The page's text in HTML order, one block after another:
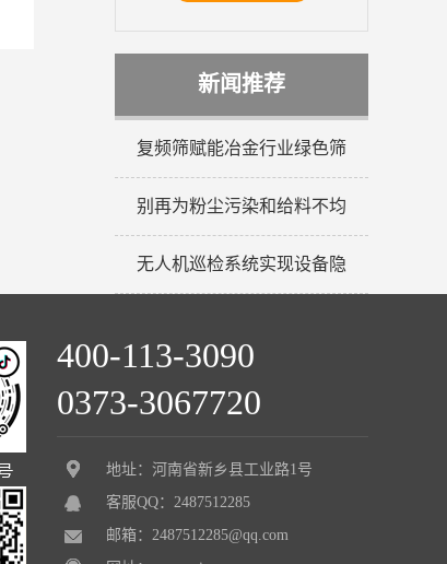
新闻推荐
复频筛赋能冶金行业绿色筛
别再为粉尘污染和给料不均
无人机巡检系统实现设备隐
400-113-3090
0373-3067720
地址：河南省新乡县工业路1号
客服QQ：2487512285
邮箱：2487512285@qq.com